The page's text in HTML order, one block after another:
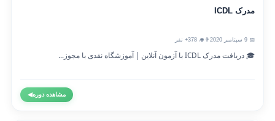
مدرک ICDL
👨‍🎓 378+ نفر
🎓 دریافت مدرک ICDL با آزمون آنلاین | آموزشگاه نقدی با مجوز...
مشاهده دوره◀